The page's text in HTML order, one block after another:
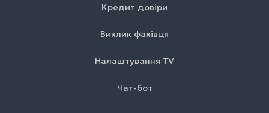
Кредит довіри
Виклик фахівця
Налаштування TV
Чат-бот